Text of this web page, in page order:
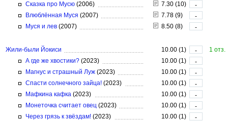
Сказка про Мусю (2006) 7.30 (10)
-
Влюблённая Муся (2007) 7.78 (9)
-
Муся и лев (2007) 8.50 (8) -
Жили-были Йокиси 10.00 (1) -
1 отз.
А где же хвостики? (2023) 10.00 (1)
-
Магнус и страшный Луж (2023) 10.00 (1)
-
Спасти солнечного зайца! (2023) 10.00 (1)
-
Мафкина кафка (2023) 10.00 (1)
-
Монеточка считает овец (2023) 10.00 (1)
-
Через грязь к звёздам! (2023) 10.00 (1)
-